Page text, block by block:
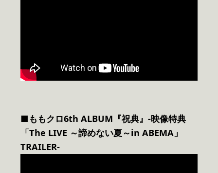
■ももクロ6th ALBUM『祝典』-映像特典
「The LIVE ～諦めない夏～in ABEMA」
TRAILER-